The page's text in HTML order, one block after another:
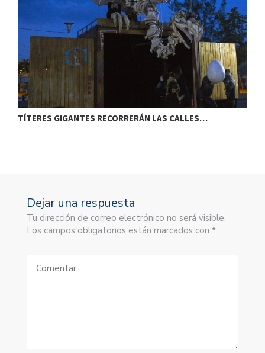
TÍTERES GIGANTES RECORRERÁN LAS CALLES…
Dejar una respuesta
Tu dirección de correo electrónico no será visible.
Los campos obligatorios están marcados con *